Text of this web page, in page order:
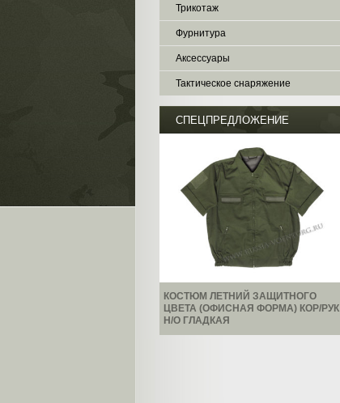
Трикотаж
Фурнитура
Аксессуары
Тактическое снаряжение
СПЕЦПРЕДЛОЖЕНИЕ
КОСТЮМ ЛЕТНИЙ ЗАЩИТНОГО
ЦВЕТА (ОФИСНАЯ ФОРМА) КОР/РУК
Н/О ГЛАДКАЯ